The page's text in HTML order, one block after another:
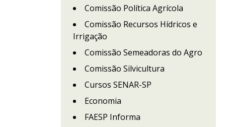
Comissão Política Agrícola
Comissão Recursos Hídricos e
Irrigação
Comissão Semeadoras do Agro
Comissão Silvicultura
Cursos SENAR-SP
Economia
FAESP Informa